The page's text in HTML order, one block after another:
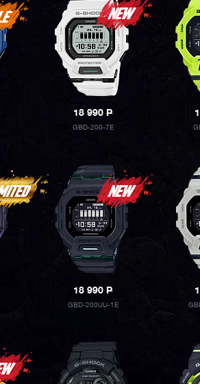
18 990P
GBD-200-7E
18 990P
GBD-200UU-1E